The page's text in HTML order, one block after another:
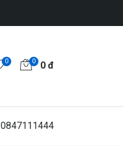
0 0 0 đ
0847111444